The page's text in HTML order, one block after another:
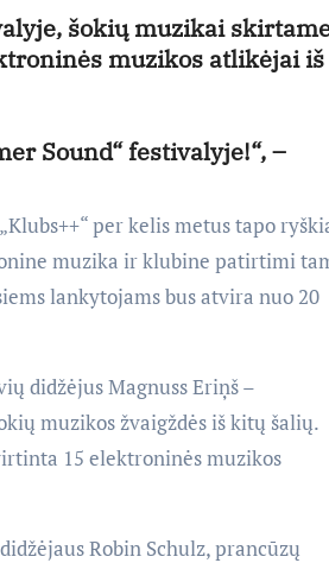
šokių muzikai
muzikos atlikėjai iš
Sound“ festivalyje!“, –
per kelis metus tapo
muzika ir klubine patirtimi
lankytojams bus atvira nuo 20
didžėjus Magnuss Eriņš –
muzikos žvaigždės iš kitų šalių.
15 elektroninės muzikos
Robin Schulz, prancūzų